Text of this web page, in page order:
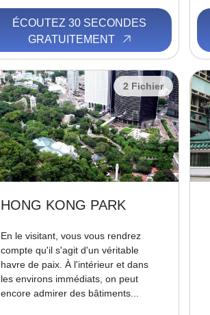
ÉCOUTEZ 30 SECONDES
GRATUITEMENT
2 Fichier
HONG KONG PARK
En le visitant, vous vous rendrez
compte qu'il s'agit d'un véritable
havre de paix. À l'intérieur et dans
les environs immédiats, on peut
encore admirer des bâtiments...